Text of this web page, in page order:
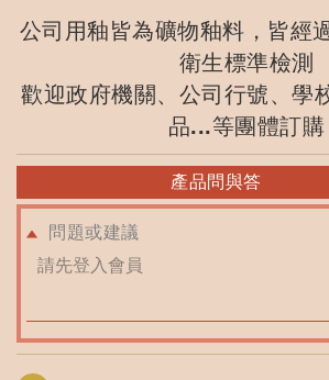
公司用釉皆為礦物釉料，皆經
衛生標準檢測
歡迎政府機關、公司行號、學
品...等團體訂購
產品問與答
問題或建議